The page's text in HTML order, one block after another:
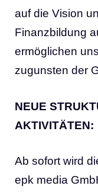
auf die Vision
Finanzbildung
ermöglichen
zugunsten der
NEUE
AKTIVITÄTEN:
Ab sofort wird
epk media